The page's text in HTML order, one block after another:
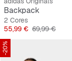
Backpack
2 Cores
Preço
55,99 € Preço original
69,99 €
-20%